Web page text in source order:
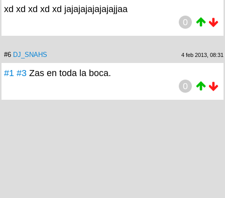
xd xd xd xd xd jajajajajajajajjaa
0
#6 DJ_SNAHS 4 feb 2013, 08:31
#1 #3 Zas en toda la boca.
0